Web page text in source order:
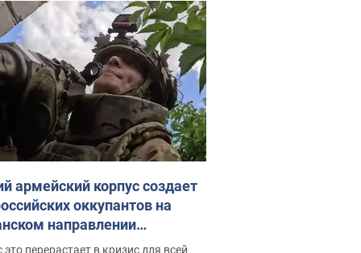
армейский корпус создает
оккупантов на
направлении
дискомфорт: как это
это перерастает в кризис для всей